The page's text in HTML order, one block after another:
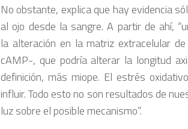
No obstante, explica que hay evidencia
al ojo desde la sangre. A partir de ahí,
la alteración en la matriz extracelular
cAMP-, que podría alterar la longitud
definición, más miope. El estrés
influir. Todo esto no son resultados de
luz sobre el posible mecanismo”.